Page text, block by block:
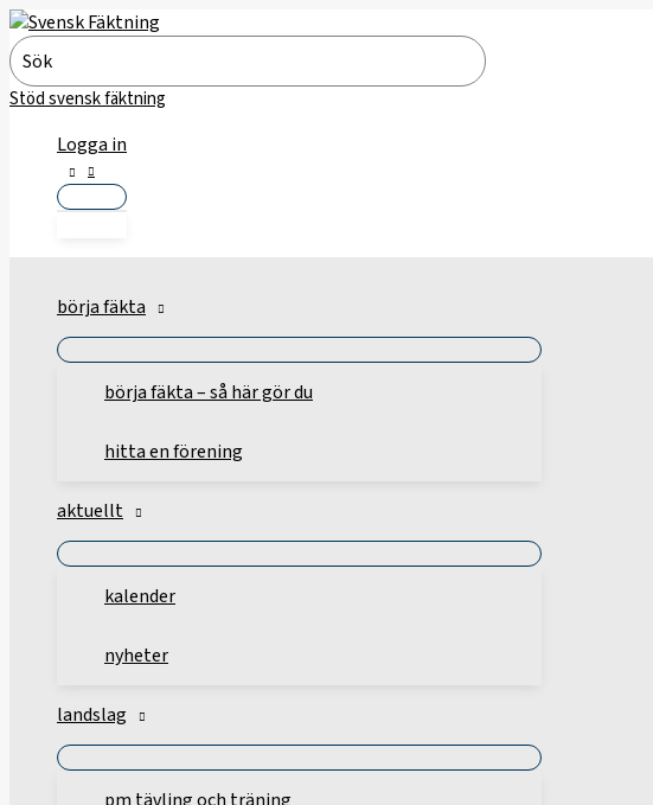
Hoppa
till
innehåll
Search
for:
Stöd svensk fäktning
Logga in
börja fäkta
börja fäkta – så här gör du
hitta en förening
aktuellt
kalender
nyheter
landslag